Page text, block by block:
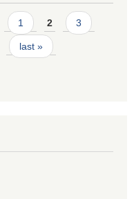
1 2 3
last »